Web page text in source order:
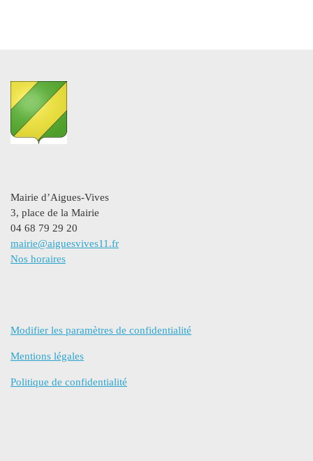
Mairie d’Aigues-Vives
3, place de la Mairie
04 68 79 29 20
mairie@aiguesvives11.fr
Nos horaires
Modifier les paramètres de confidentialité
Mentions légales
Politique de confidentialité